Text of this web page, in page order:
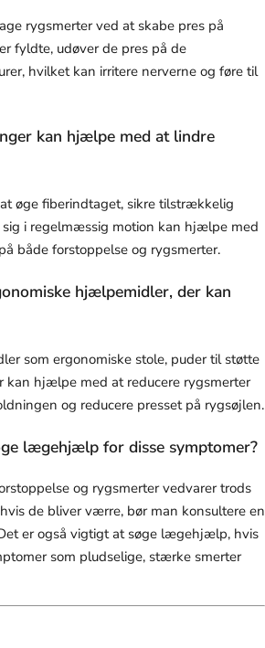
rygsmerter ved at skabe pres på
fyldte, udøver de pres på de
hvilket kan irritere nerverne og føre til
kan hjælpe med at lindre
øge fiberindtaget, sikre tilstrækkelig
sig i regelmæssig motion kan hjælpe med
både forstoppelse og rygsmerter.
hjælpemidler, der kan
som ergonomiske stole, puder til støtte
kan hjælpe med at reducere rygsmerter
og reducere presset på rygsøjlen.
lægehjælp for disse symptomer?
og rygsmerter vedvarer trods
de bliver værre, bør man konsultere en
er også vigtigt at søge lægehjælp, hvis
som pludselige, stærke smerter